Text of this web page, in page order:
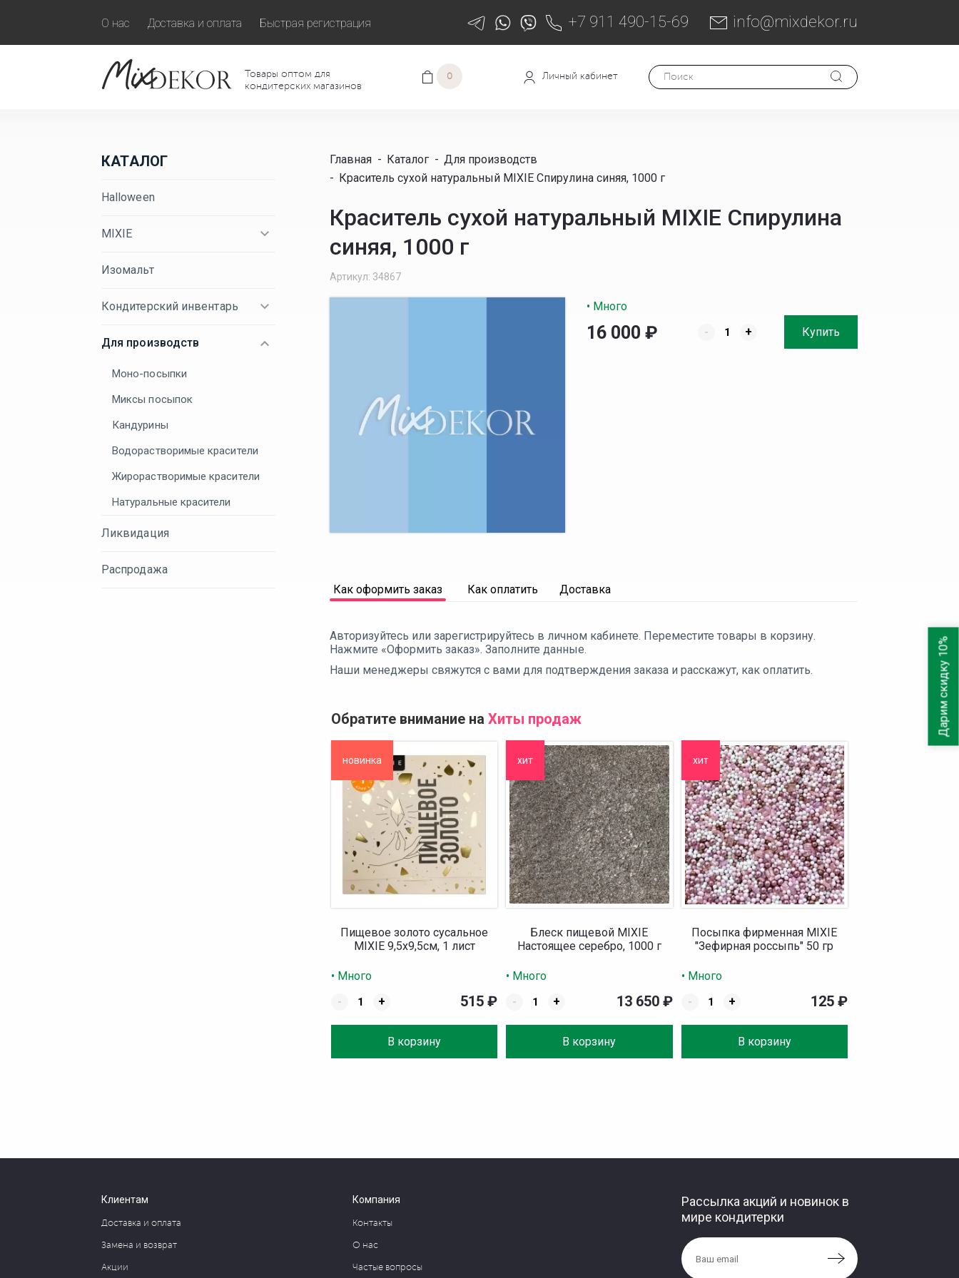
О нас Доставка и оплата Быстрая регистрация +7 911 490-15-69 info@mixdekor.ru
Товары оптом для
кондитерских магазинов
0 Личный кабинет
КАТАЛОГ
Halloween
MIXIE
Изомальт
Кондитерский инвентарь
Для производств
Моно-посыпки
Миксы посыпок
Кандурины
Водорастворимые красители
Жирорастворимые красители
Натуральные красители
Ликвидация
Распродажа
Главная - Каталог - Для производств
- Краситель сухой натуральный MIXIE Спирулина синяя, 1000 г
Краситель сухой натуральный MIXIE Спирулина
синяя, 1000 г
Артикул: 34867
• Много
16 000 ₽ - + Купить
Как оформить заказ Как оплатить Доставка
Авторизуйтесь или зарегистрируйтесь в личном кабинете. Переместите товары в корзину.
Нажмите «Оформить заказ». Заполните данные.
Наши менеджеры свяжутся с вами для подтверждения заказа и расскажут, как оплатить.
Обратите внимание на Хиты продаж
новинка
Пищевое золото сусальное
MIXIE 9,5х9,5см, 1 лист
• Много
-
+
В корзину
515₽
хит
Блеск пищевой MIXIE
Настоящее серебро, 1000 г
• Много
-
+
В корзину
13 650 ₽
хит
Посыпка фирменная MIXIE
"Зефирная россыпь" 50 гр
• Много
-
+
В корзину
125 ₽
Клиентам
Доставка и оплата
Замена и возврат
Акции
Компания
Контакты
О нас
Частые вопросы
Рассылка акций и новинок в
мире кондитерки
Дарим скидку 10%